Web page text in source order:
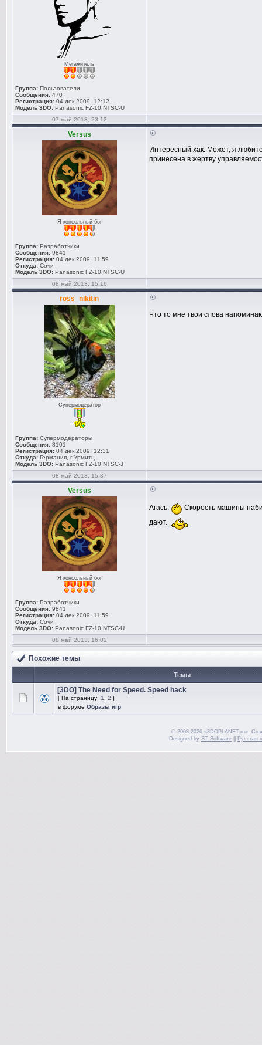
Мегажитель
Группа: Пользователи
Сообщения: 470
Регистрация: 04 дек 2009, 12:12
Модель 3DO: Panasonic FZ-10 NTSC-U
07 май 2013, 23:12
Versus
Я консольный бог
Группа: Разработчики
Сообщения: 9841
Регистрация: 04 дек 2009, 11:59
Откуда: Сочи
Модель 3DO: Panasonic FZ-10 NTSC-U
Интересный хак. Может, я
принесена в жертву
08 май 2013, 15:16
ross_nikitin
Супермодератор
Группа: Супермодераторы
Сообщения: 8101
Регистрация: 04 дек 2009, 12:31
Откуда: Германия, г.Урмитц
Модель 3DO: Panasonic FZ-10 NTSC-J
Что то мне твои слова
08 май 2013, 15:37
Versus
Я консольный бог
Группа: Разработчики
Сообщения: 9841
Регистрация: 04 дек 2009, 11:59
Откуда: Сочи
Модель 3DO: Panasonic FZ-10 NTSC-U
Агась.
Скорость машины
дают.
08 май 2013, 16:02
Похожие темы
Темы
[3DO] The Need for Speed. Speed hack
[ На страницу: 1 2 ]
в форуме Образы игр
© 2008-2026 «3DOPLANET.ru».
Designed by ST Software Русская